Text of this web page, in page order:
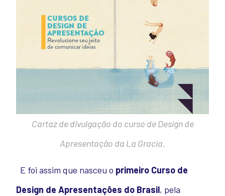
Cartaz de divulgação do curso de Design de
Apresentação da La Gracia.
E foi assim que nasceu o primeiro Curso de
Design de Apresentações do Brasil, pela